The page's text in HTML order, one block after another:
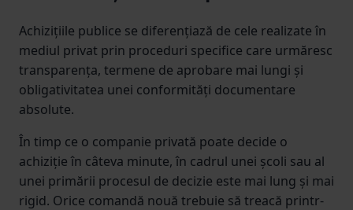
Achizițiile publice se diferențiază de cele realizate în
mediul privat prin proceduri specifice care urmăresc
transparența, termene de aprobare mai lungi și
obligativitatea unei conformități documentare
absolute.
În timp ce o companie privată poate decide o
achiziție în câteva minute, în cadrul unei școli sau al
unei primării procesul de decizie este mai lung și mai
rigid. Orice comandă nouă trebuie să treacă printr-